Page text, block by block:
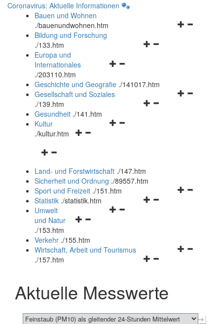
Coronavirus: Aktuelle Informationen
Bauen und Wohnen
./bauenundwohnen.htm
Navigationsmenü
Bildung und Forschung
./133.htm
Navigationsmenü
und
schließen
Europa und
Internationales
./203110.htm
Geschichte und Geografie ./141017.htm
Navigationsmenü
Gesellschaft und Soziales
./139.htm
Navigationsmenü
Gesundheit ./141.htm
Navigationsmenü
Kultur
./kultur.htm
Navigationsmenü
und
schließen
Land- und Forstwirtschaft ./147.htm
Sicherheit und Ordnung ./89557.htm
Navigationsmenü
Sport und Freizeit ./151.htm
Navigationsmenü
Statistik ./statistik.htm
Navigationsmenü
und
schließen
Umwelt
und Natur
./153.htm
Verkehr ./155.htm
Navigationsmenü
schließen
Wirtschaft, Arbeit und Tourismus
./157.htm
Aktuelle Messwerte